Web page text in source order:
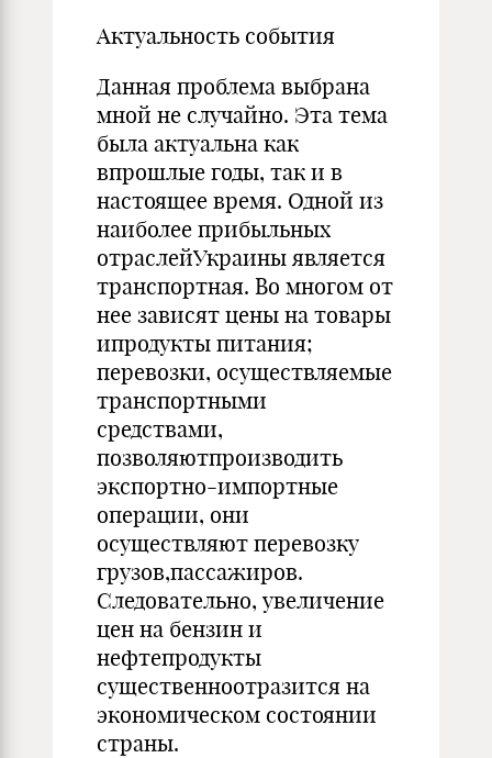
Актуальность события
Данная проблема выбрана
мной не случайно. Эта тема
была актуальна как
впрошлые годы, так и в
настоящее время. Одной из
наиболее прибыльных
отраслейУкраины является
транспортная. Во многом от
нее зависят цены на товары
ипродукты питания;
перевозки, осуществляемые
транспортными
средствами,
позволяютпроизводить
экспортно-импортные
операции, они
осуществляют перевозку
грузов,пассажиров.
Следовательно, увеличение
цен на бензин и
нефтепродукты
существенноотразится на
экономическом состоянии
страны.